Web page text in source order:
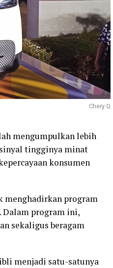
Chery Q
mengumpulkan lebih
sinyal tingginya minat
konsumen
menghadirkan program
Dalam program ini,
sekaligus beragam
menjadi satu-satunya